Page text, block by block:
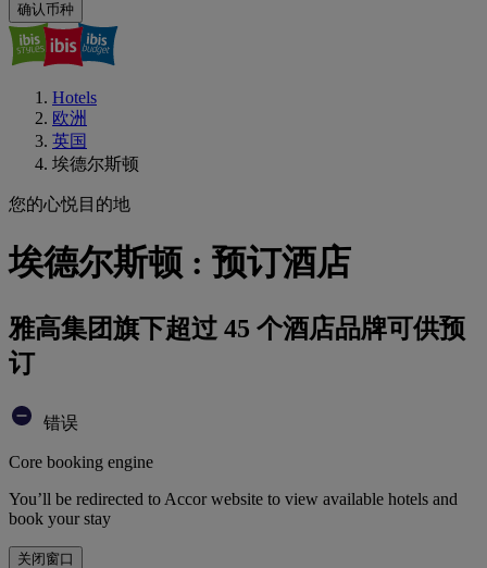
确认币种
Hotels
欧洲
英国
埃德尔斯顿
您的心悦目的地
埃德尔斯顿 : 预订酒店
雅高集团旗下超过 45 个酒店品牌可供预
订
错误
Core booking engine
You’ll be redirected to Accor website to view available hotels and
book your stay
关闭窗口